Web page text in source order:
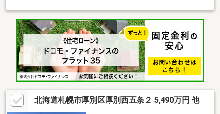
あり◆敷地前面に駐車スペース3台分あり（車種による）◆敷地
内に人工芝あり◇設備◇・給湯暖房：都市ガス【エネファー
ム】・LDK、洋室1室にエアコン・土間に床暖房・24時間換気シス
テム・ビルトイン型食器洗浄機・パントリー・追い焚き機能付き
浴室・浴室換気乾燥機
北海道札幌市厚別区厚別西五条２ 5,490万円 他